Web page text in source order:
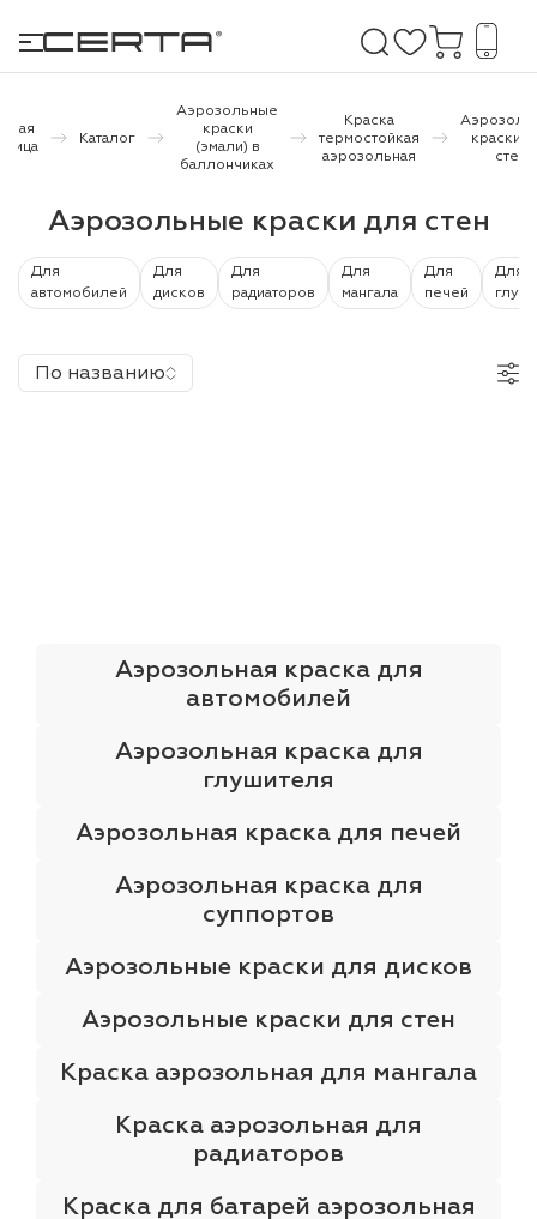
и дачи
Каталог
Аэрозольные
краски
(эмали) в
баллончиках
Краска
термостойкая
аэрозольная
краски
стен
Аэрозольные краски для стен
Для
автомобилей
Для
дисков
Для
радиаторов
Для
мангала
Для
печей
Для
По названию
Аэрозольная краска для
автомобилей
Аэрозольная краска для
глушителя
Аэрозольная краска для печей
Аэрозольная краска для
суппортов
Аэрозольные краски для дисков
Аэрозольные краски для стен
Краска аэрозольная для мангала
Краска аэрозольная для
радиаторов
Краска для батарей аэрозольная